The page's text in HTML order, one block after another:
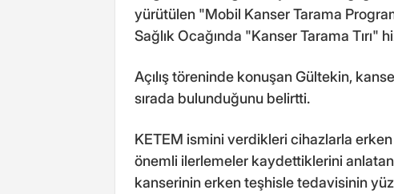
yürütülen "Mobil Kanser Tarama
Sağlık Ocağında "Kanser Tarama Tırı"
Açılış töreninde konuşan Gültekin,
sırada bulunduğunu belirtti.
KETEM ismini verdikleri cihazlarla
önemli ilerlemeler kaydettiklerini
kanserinin erken teşhisle tedavisinin